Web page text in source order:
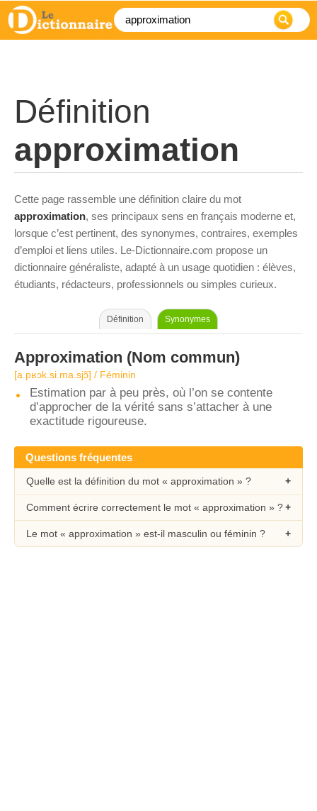
Définition
approximation
Cette page rassemble une définition claire du mot
approximation, ses principaux sens en français moderne et,
lorsque c’est pertinent, des synonymes, contraires, exemples
d’emploi et liens utiles. Le-Dictionnaire.com propose un
dictionnaire généraliste, adapté à un usage quotidien : élèves,
étudiants, rédacteurs, professionnels ou simples curieux.
Définition Synonymes
Approximation (Nom commun)
[a.pʁɔk.si.ma.sjɔ̃] / Féminin
Estimation par à peu près, où l’on se contente
d’approcher de la vérité sans s’attacher à une
exactitude rigoureuse.
Questions fréquentes
Quelle est la définition du mot « approximation » ?
Comment écrire correctement le mot « approximation » ?
Le mot « approximation » est-il masculin ou féminin ?